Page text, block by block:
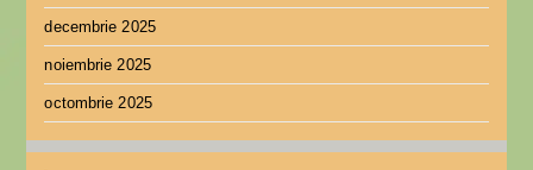
decembrie 2025
noiembrie 2025
octombrie 2025